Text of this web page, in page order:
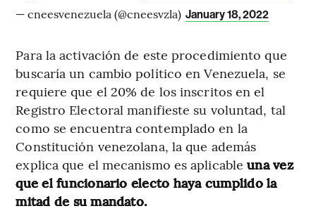
— cneesvenezuela (@cneesvzla) January 18, 2022
Para la activación de este procedimiento que
buscaría un cambio político en Venezuela, se
requiere que el 20% de los inscritos en el
Registro Electoral manifieste su voluntad, tal
como se encuentra contemplado en la
Constitución venezolana, la que además
explica que el mecanismo es aplicableuna vez
que el funcionario electo haya cumplido la
mitad de su mandato.